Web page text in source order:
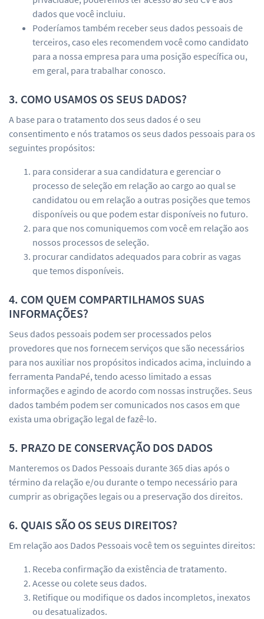
dados que você incluiu.
Poderíamos também receber seus dados pessoais de
terceiros, caso eles recomendem você como candidato
para a nossa empresa para uma posição específica ou,
em geral, para trabalhar conosco.
3. COMO USAMOS OS SEUS DADOS?
A base para o tratamento dos seus dados é o seu
consentimento e nós tratamos os seus dados pessoais para os
seguintes propósitos:
para considerar a sua candidatura e gerenciar o
processo de seleção em relação ao cargo ao qual se
candidatou ou em relação a outras posições que temos
disponíveis ou que podem estar disponíveis no futuro.
para que nos comuniquemos com você em relação aos
nossos processos de seleção.
procurar candidatos adequados para cobrir as vagas
que temos disponíveis.
4. COM QUEM COMPARTILHAMOS SUAS
INFORMAÇÕES?
Seus dados pessoais podem ser processados pelos
provedores que nos fornecem serviços que são necessários
para nos auxiliar nos propósitos indicados acima, incluindo a
ferramenta PandaPé, tendo acesso limitado a essas
informações e agindo de acordo com nossas instruções. Seus
dados também podem ser comunicados nos casos em que
exista uma obrigação legal de fazê-lo.
5. PRAZO DE CONSERVAÇÃO DOS DADOS
Manteremos os Dados Pessoais durante 365 dias após o
término da relação e/ou durante o tempo necessário para
cumprir as obrigações legais ou a preservação dos direitos.
6. QUAIS SÃO OS SEUS DIREITOS?
Em relação aos Dados Pessoais você tem os seguintes direitos:
Receba confirmação da existência de tratamento.
Acesse ou colete seus dados.
Retifique ou modifique os dados incompletos, inexatos
ou desatualizados.